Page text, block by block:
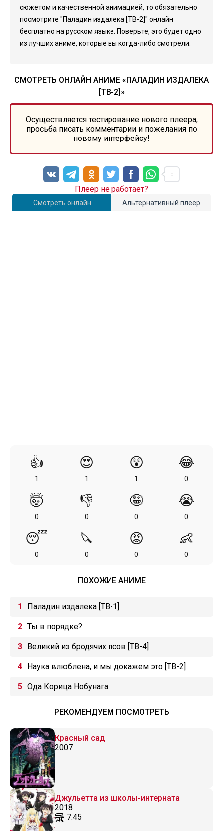
сюжетом и качественной анимацией, то обязательно
посмотрите "Паладин издалека [ТВ-2]" онлайн
бесплатно на русском языке. Поверьте, это будет одно
из лучших аниме, которые вы когда-либо смотрели.
СМОТРЕТЬ ОНЛАЙН АНИМЕ «ПАЛАДИН ИЗДАЛЕКА
[ТВ-2]»
Осуществляется тестирование нового плеера,
просьба писать комментарии и пожелания по
новому интерфейсу!
Смотреть онлайн Альтернативный плеер
Плеер не работает?
👍
1
😍
1
😲
1
😂
0
🤯
0
👎
0
🤪
0
😭
0
😴
0
🔪
0
😡
0
👶
0
ПОХОЖИЕ АНИМЕ
Паладин издалека [ТВ-1]
Ты в порядке?
Великий из бродячих псов [ТВ-4]
Наука влюблена, и мы докажем это [ТВ-2]
Ода Корица Нобунага
РЕКОМЕНДУЕМ ПОСМОТРЕТЬ
Красный сад
2007
Джульетта из школы-интерната
2018
7.45